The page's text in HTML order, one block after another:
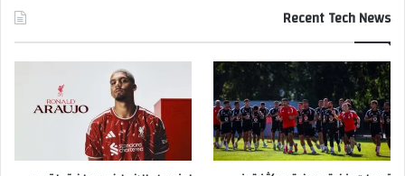
Recent Tech News